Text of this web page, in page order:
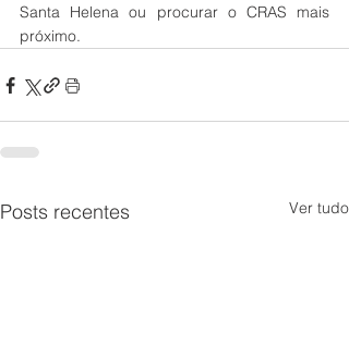
Santa Helena ou procurar o CRAS mais
próximo.
Posts recentes Ver tudo